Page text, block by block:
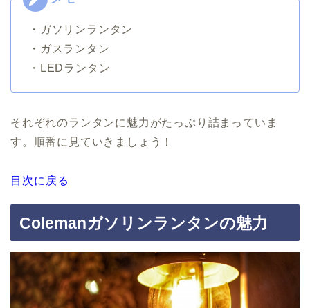
・ガソリンランタン
・ガスランタン
・LEDランタン
それぞれのランタンに魅力がたっぷり詰まっていま
す。順番に見ていきましょう！
目次に戻る
Colemanガソリンランタンの魅力